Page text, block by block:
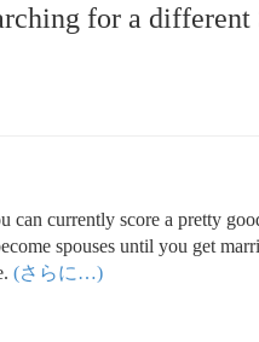
for a different
can currently score a pretty
spouses until you get
(さらに…)